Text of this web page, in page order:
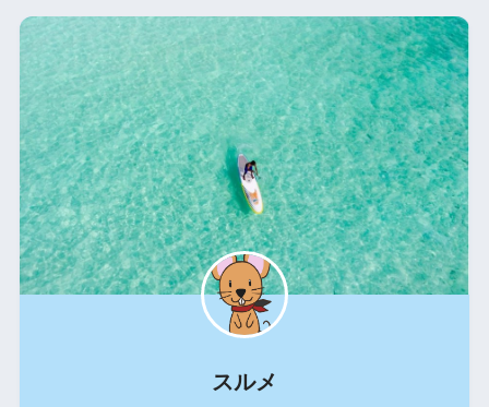
スルメ